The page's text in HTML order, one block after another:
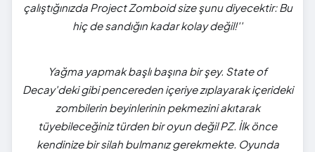
çalıştığınızda Project Zomboid size şunu diyecektir: Bu
hiç de sandığın kadar kolay değil!''
Yağma yapmak başlı başına bir şey. State of
Decay'deki gibi pencereden içeriye zıplayarak içerideki
zombilerin beyinlerinin pekmezini akıtarak
tüyebileceğiniz türden bir oyun değil PZ. İlk önce
kendinize bir silah bulmanız gerekmekte. Oyunda